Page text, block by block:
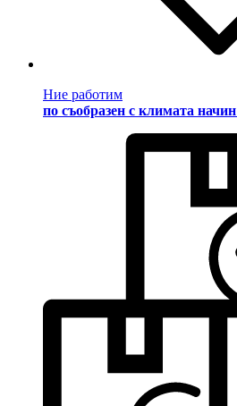
Ние работим
по съобразен с климата начин